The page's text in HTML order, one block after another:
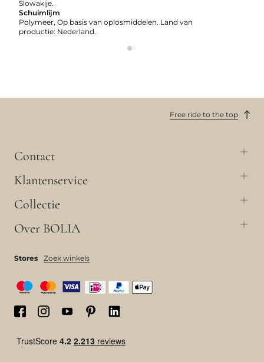
Slowakije.
Schuimlijm
Polymeer, Op basis van oplosmiddelen. Land van
productie: Nederland.
Free ride to the top
Contact
Klantenservice
Collectie
Over BOLIA
Stores Zoek winkels